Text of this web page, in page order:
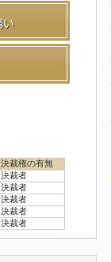
決裁権の有無
決裁者
決裁者
決裁者
決裁者
決裁者